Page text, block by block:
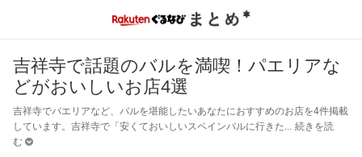
吉祥寺で話題のバルを満喫！パエリアな
どがおいしいお店4選
吉祥寺でパエリアなど、バルを堪能したいあなたにおすすめのお店を4件掲載
しています。吉祥寺で「安くておいしいスペインバルに行きた
続きを読
む